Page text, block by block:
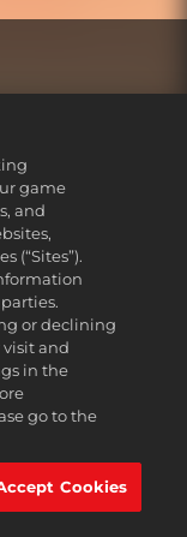
ของฉัน
2K, Firaxis Games,
of Take-Two
รัพย์ของเจ้าของ
game
and
(“Sites”).
or declining
and
in the
go to the
Cookies